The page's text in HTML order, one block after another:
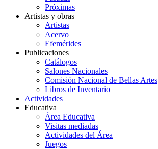
Próximas
Artistas y obras
Artistas
Acervo
Efemérides
Publicaciones
Catálogos
Salones Nacionales
Comisión Nacional de Bellas Artes
Libros de Inventario
Actividades
Educativa
Área Educativa
Visitas mediadas
Actividades del Área
Juegos